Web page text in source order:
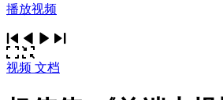
播放视频
视频 文档